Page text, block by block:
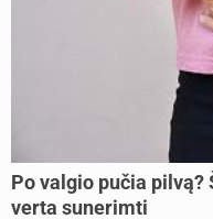
Po valgio pučia pilvą?
verta sunerimti